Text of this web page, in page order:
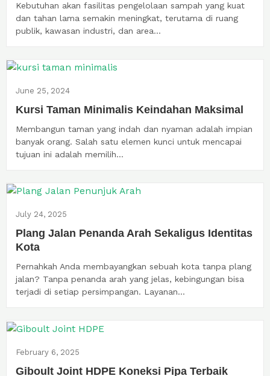
Kebutuhan akan fasilitas pengelolaan sampah yang kuat
dan tahan lama semakin meningkat, terutama di ruang
publik, kawasan industri, dan area...
June 25, 2024
Kursi Taman Minimalis Keindahan Maksimal
Membangun taman yang indah dan nyaman adalah impian
banyak orang. Salah satu elemen kunci untuk mencapai
tujuan ini adalah memilih...
July 24, 2025
Plang Jalan Penanda Arah Sekaligus Identitas
Kota
Pernahkah Anda membayangkan sebuah kota tanpa plang
jalan? Tanpa penanda arah yang jelas, kebingungan bisa
terjadi di setiap persimpangan. Layanan...
February 6, 2025
Giboult Joint HDPE Koneksi Pipa Terbaik